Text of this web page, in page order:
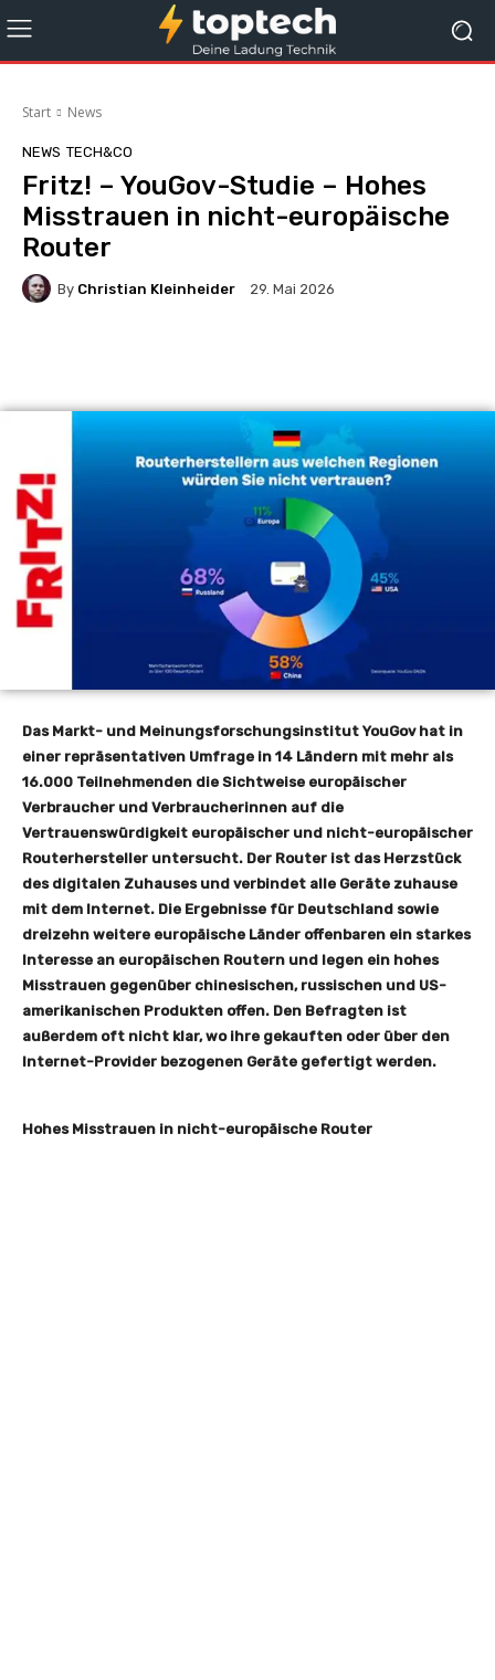
Start News
NEWS TECH&CO
Fritz! – YouGov-Studie – Hohes
Misstrauen in nicht-europäische
Router
By Christian Kleinheider 29. Mai 2026
Das Markt- und Meinungsforschungsinstitut YouGov hat in
einer repräsentativen Umfrage in 14 Ländern mit mehr als
16.000 Teilnehmenden die Sichtweise europäischer
Verbraucher und Verbraucherinnen auf die
Vertrauenswürdigkeit europäischer und nicht-europäischer
Routerhersteller untersucht. Der Router ist das Herzstück
des digitalen Zuhauses und verbindet alle Geräte zuhause
mit dem Internet. Die Ergebnisse für Deutschland sowie
dreizehn weitere europäische Länder offenbaren ein starkes
Interesse an europäischen Routern und legen ein hohes
Misstrauen gegenüber chinesischen, russischen und US-
amerikanischen Produkten offen. Den Befragten ist
außerdem oft nicht klar, wo ihre gekauften oder über den
Internet-Provider bezogenen Geräte gefertigt werden.
Hohes Misstrauen in nicht-europäische Router